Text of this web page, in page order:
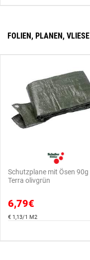
FOLIEN, PLANEN, VLIESE
Schutzplane mit Ösen 90g
Terra olivgrün
6,79€
€ 1,13/1 M2